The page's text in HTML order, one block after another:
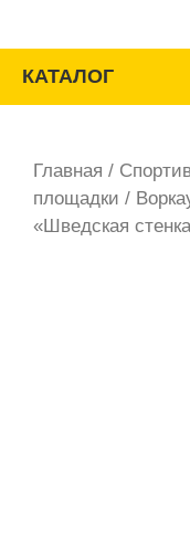
содержимому
КАТАЛОГ
Главная /
площадки /
«Шведская